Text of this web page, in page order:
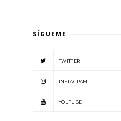
SÍGUEME
TWITTER
INSTAGRAM
YOUTUBE